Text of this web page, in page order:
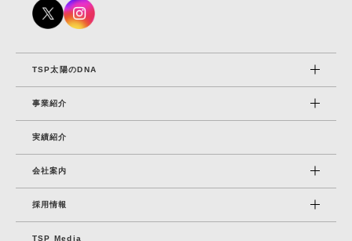
TSP太陽のDNA
事業紹介
実績紹介
会社案内
採⽤情報
TSP Media